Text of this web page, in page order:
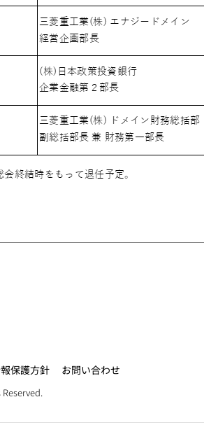
保護方針 お問い合わせ
Reserved.